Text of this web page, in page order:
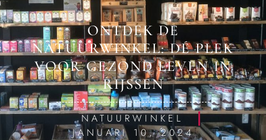
ONTDEK DE
NATUURWINKEL: DÉ PLEK
VOOR GEZOND LEVEN IN
RIJSSEN
NATUURWINKEL
JANUARI 10, 2024